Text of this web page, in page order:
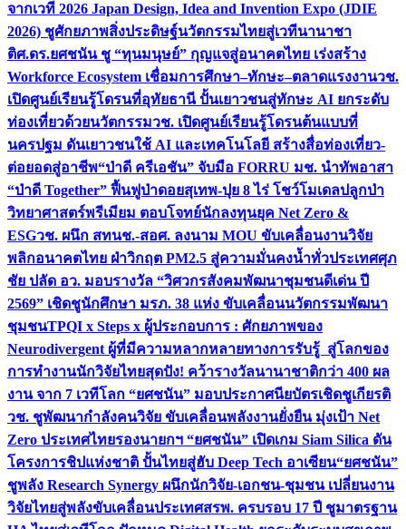
จากเวที 2026 Japan Design, Idea and Invention Expo (JDIE
2026) ชูศักยภาพสิ่งประดิษฐ์นวัตกรรมไทยสู่เวทีนานาชา
ติศ.ดร.ยศชนัน ชู “ทุนมนุษย์” กุญแจสู่อนาคตไทย เร่งสร้าง
Workforce Ecosystem เชื่อมการศึกษา–ทักษะ–ตลาดแรงงานวช.
เปิดศูนย์เรียนรู้โดรนที่อุทัยธานี ปั้นเยาวชนสู่ทักษะ AI ยกระดับ
ท่องเที่ยวด้วยนวัตกรรมวช. เปิดศูนย์เรียนรู้โดรนต้นแบบที่
นครปฐม ดันเยาวชนใช้ AI และเทคโนโลยี สร้างสื่อท่องเที่ยว-
ต่อยอดสู่อาชีพ“ป่าดี ครีเอชัน” จับมือ FORRU มช. นำทัพอาสา
“ป่าดี Together” ฟื้นฟูป่าดอยสุเทพ-ปุย 8 ไร่ โชว์โมเดลปลูกป่า
วิทยาศาสตร์พรีเมียม ตอบโจทย์นักลงทุนยุค Net Zero &
ESGวช. ผนึก สทนช.-สอศ. ลงนาม MOU ขับเคลื่อนงานวิจัย
พลิกอนาคตไทย ฝ่าวิกฤต PM2.5 สู่ความมั่นคงน้ำทั่วประเทศศุภ
ชัย ปลัด อว. มอบรางวัล “วิศวกรสังคมพัฒนาชุมชนดีเด่น ปี
2569” เชิดชูนักศึกษา มรภ. 38 แห่ง ขับเคลื่อนนวัตกรรมพัฒนา
ชุมชนTPQI x Steps x ผู้ประกอบการ : ศักยภาพของ
Neurodivergent ผู้ที่มีความหลากหลายทางการรับรู้ สู่โลกของ
การทำงานนักวิจัยไทยสุดปัง! คว้ารางวัลนานาชาติกว่า 400 ผล
งาน จาก 7 เวทีโลก “ยศชนัน” มอบประกาศนียบัตรเชิดชูเกียรติ
วช. ชูพัฒนากำลังคนวิจัย ขับเคลื่อนพลังงานยั่งยืน มุ่งเป้า Net
Zero ประเทศไทยรองนายกฯ “ยศชนัน” เปิดเกม Siam Silica ดัน
โครงการชิปแห่งชาติ ปั้นไทยสู่ฮับ Deep Tech อาเซียน“ยศชนัน”
ชูพลัง Research Synergy ผนึกนักวิจัย-เอกชน-ชุมชน เปลี่ยนงาน
วิจัยไทยสู่พลังขับเคลื่อนประเทศสรพ. ครบรอบ 17 ปี ชูมาตรฐาน